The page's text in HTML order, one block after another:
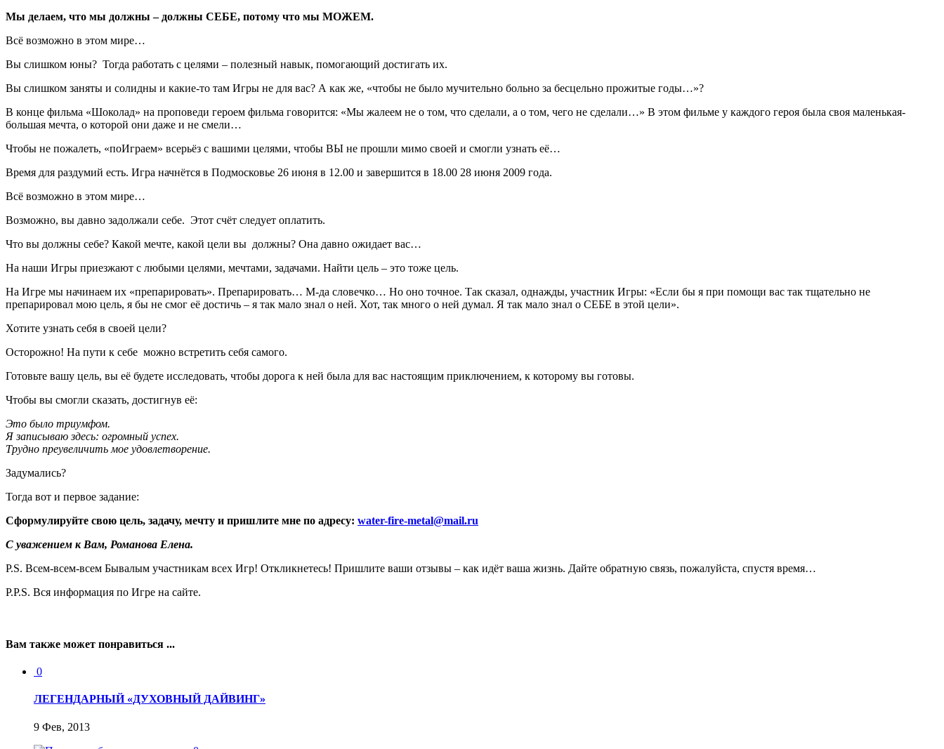
Мы делаем, что мы должны – должны СЕБЕ, потому что мы МОЖЕМ.
Всё возможно в этом мире…
Вы слишком юны? Тогда работать с целями – полезный навык, помогающий достигать их.
Вы слишком заняты и солидны и какие-то там Игры не для вас? А как же, «чтобы не было мучительно больно за бесцельно прожитые годы…»?
В конце фильма «Шоколад» на проповеди героем фильма говорится: «Мы жалеем не о том, что сделали, а о том, чего не сделали…» В этом фильме у каждого героя была своя маленькая-
большая мечта, о которой они даже и не смели…
Чтобы не пожалеть, «поИграем» всерьёз с вашими целями, чтобы ВЫ не прошли мимо своей и смогли узнать её…
Время для раздумий есть. Игра начнётся в Подмосковье 26 июня в 12.00 и завершится в 18.00 28 июня 2009 года.
Всё возможно в этом мире…
Возможно, вы давно задолжали себе. Этот счёт следует оплатить.
Что вы должны себе? Какой мечте, какой цели вы должны? Она давно ожидает вас…
На наши Игры приезжают с любыми целями, мечтами, задачами. Найти цель – это тоже цель.
На Игре мы начинаем их «препарировать». Препарировать… М-да словечко… Но оно точное. Так сказал, однажды, участник Игры: «Если бы я при помощи вас так тщательно не
препарировал мою цель, я бы не смог её достичь – я так мало знал о ней. Хот, так много о ней думал. Я так мало знал о СЕБЕ в этой цели».
Хотите узнать себя в своей цели?
Осторожно! На пути к себе можно встретить себя самого.
Готовьте вашу цель, вы её будете исследовать, чтобы дорога к ней была для вас настоящим приключением, к которому вы готовы.
Чтобы вы смогли сказать, достигнув её:
Это было триумфом.
Я записываю здесь: огромный успех.
Трудно преувеличить мое удовлетворение.
Задумались?
Тогда вот и первое задание:
Сформулируйте свою цель, задачу, мечту и пришлите мне по адресу: water-fire-metal@mail.ru
С уважением к Вам, Романова Елена.
P.S. Всем-всем-всем Бывалым участникам всех Игр! Откликнетесь! Пришлите ваши отзывы – как идёт ваша жизнь. Дайте обратную связь, пожалуйста, спустя время…
P.P.S. Вся информация по Игре на сайте.
Вам также может понравиться ...
0
ЛЕГЕНДАРНЫЙ «ДУХОВНЫЙ ДАЙВИНГ»
9 Фев, 2013